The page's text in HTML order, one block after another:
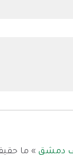
دمشق » ما